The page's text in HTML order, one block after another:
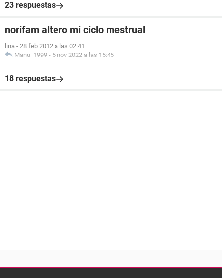
23 respuestas
norifam altero mi ciclo mestrual
lina - 28 feb 2012 a las 02:41
Manu_1999 - 5 nov 2022 a las 15:45
18 respuestas